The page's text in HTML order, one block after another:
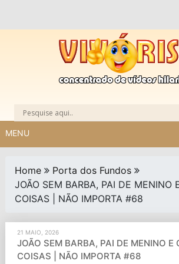
MENU
Home
Porta dos Fundos
JOÃO SEM BARBA, PAI DE MENINO
COISAS | NÃO IMPORTA #68
21 MAIO, 2026
JOÃO SEM BARBA, PAI DE MENINO E
COISAS | NÃO IMPORTA #68